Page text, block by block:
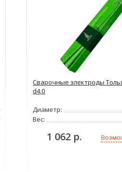
Сварочные электроды
d4,0
Диаметр:
Вес:
1 062 р.